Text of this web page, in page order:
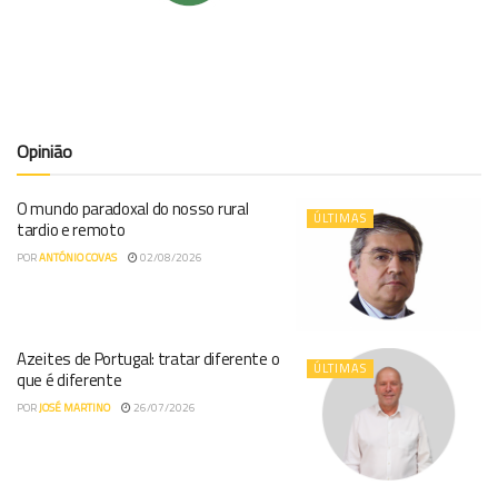
Opinião
ÚLTIMAS
O mundo paradoxal do nosso rural
tardio e remoto
PORANTÓNIO COVAS 02/08/2026
ÚLTIMAS
Azeites de Portugal: tratar diferente o
que é diferente
PORJOSÉ MARTINO 26/07/2026